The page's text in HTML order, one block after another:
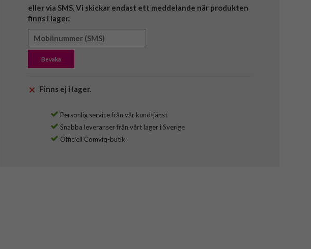
eller via SMS. Vi skickar endast ett meddelande när produkten
finns i lager.
Bevaka
Finns ej i lager.
Personlig service från vår kundtjänst
Snabba leveranser från vårt lager i Sverige
Officiell Comviq-butik